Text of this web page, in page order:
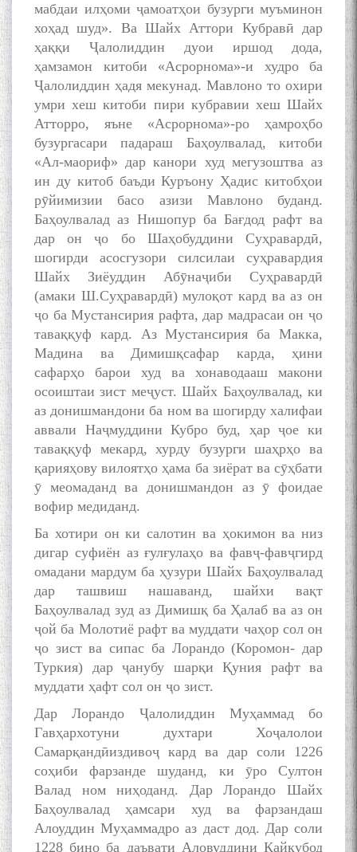
мабдаи илҳоми ҷамоатҳои бузурги муъминон
хоҳад шуд». Ва Шайх Аттори Кубравӣ дар
ҳаққи Ҷалолиддин дуои иршод дода,
ҳамзамон китоби «Асрорнома»-и худро ба
Ҷалолиддин ҳадя мекунад. Мавлоно то охири
умри хеш китоби пири кубравии хеш Шайх
Атторро, яъне «Асрорнома»-ро ҳамроҳбо
бузургасари падараш Баҳоулвалад, китоби
«Ал-маориф» дар канори худ мегузоштва аз
ин ду китоб баъди Куръону Ҳадис китобҳои
рӯйимизии басо азизи Мавлоно буданд.
Баҳоулвалад аз Нишопур ба Бағдод рафт ва
дар он ҷо бо Шаҳобуддини Суҳравардӣ,
шогирди асосгузори силсилаи суҳравардия
Шайх Зиёуддин Абӯнаҷиби Суҳравардӣ
(амаки Ш.Суҳравардӣ) мулоқот кард ва аз он
ҷо ба Мустансирия рафта, дар мадрасаи он ҷо
таваққуф кард. Аз Мустансирия ба Макка,
Мадина ва Димишқсафар карда, ҳини
сафарҳо барои худ ва хонаводааш макони
осоиштаи зист меҷуст. Шайх Баҳоулвалад, ки
аз донишмандони ба ном ва шогирду халифаи
аввали Наҷмуддини Кубро буд, ҳар ҷое ки
таваққуф мекард, хурду бузурги шаҳрҳо ва
қарияҳову вилоятҳо ҳама ба зиёрат ва сӯҳбати
ӯ меомаданд ва донишмандон аз ӯ фоидае
вофир медиданд.
Ба хотири он ки салотин ва ҳокимон ва низ
дигар суфиён аз ғулғулаҳо ва фавҷ-фавҷгирд
омадани мардум ба ҳузури Шайх Баҳоулвалад
дар ташвиш нашаванд, шайхи вақт
Баҳоулвалад зуд аз Димишқ ба Ҳалаб ва аз он
ҷой ба Молотиё рафт ва муддати чаҳор сол он
ҷо зист ва сипас ба Лорандо (Коромон- дар
Туркия) дар ҷанубу шарқи Қуния рафт ва
муддати ҳафт сол он ҷо зист.
Дар Лорандо Ҷалолиддин Муҳаммад бо
Гавҳархотуни духтари Хоҷалолои
Самарқандӣиздивоҷ кард ва дар соли 1226
соҳиби фарзанде шуданд, ки ӯро Султон
Валад ном ниҳоданд. Дар Лорандо Шайх
Баҳоулвалад ҳамсари худ ва фарзандаш
Алоуддин Муҳаммадро аз даст дод. Дар соли
1228 бино ба даъвати Аловуддини Кайқубод